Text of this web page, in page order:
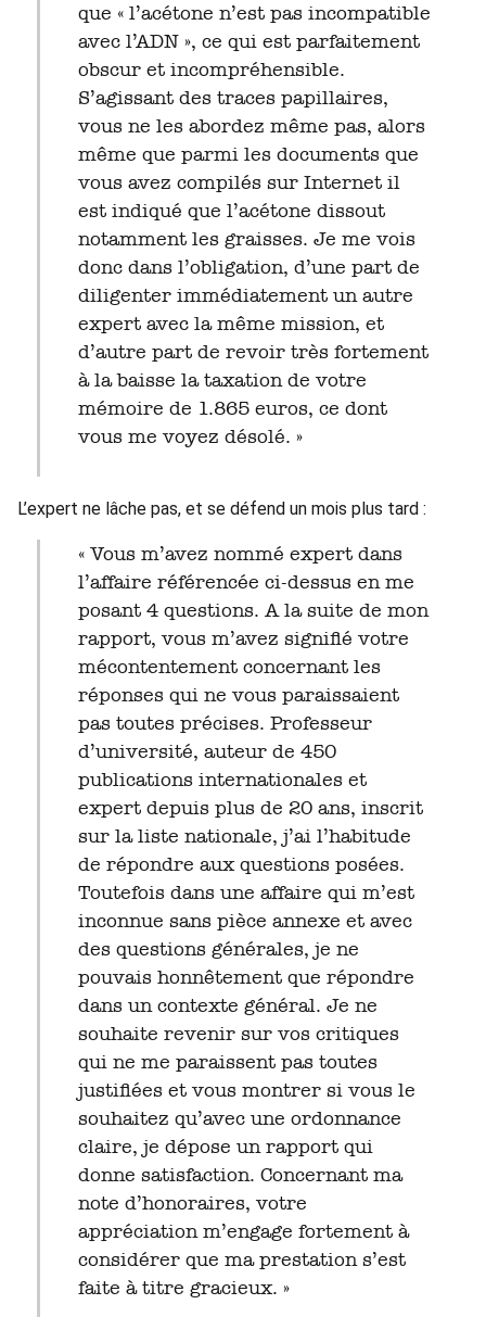
que « l’acétone n’est pas incompatible
avec l’ADN », ce qui est parfaitement
obscur et incompréhensible.
S’agissant des traces papillaires,
vous ne les abordez même pas, alors
même que parmi les documents que
vous avez compilés sur Internet il
est indiqué que l’acétone dissout
notamment les graisses. Je me vois
donc dans l’obligation, d’une part de
diligenter immédiatement un autre
expert avec la même mission, et
d’autre part de revoir très fortement
à la baisse la taxation de votre
mémoire de 1.865 euros, ce dont
vous me voyez désolé. »
L’expert ne lâche pas, et se défend un mois plus tard :
« Vous m’avez nommé expert dans
l’affaire référencée ci-dessus en me
posant 4 questions. A la suite de mon
rapport, vous m’avez signifié votre
mécontentement concernant les
réponses qui ne vous paraissaient
pas toutes précises. Professeur
d’université, auteur de 450
publications internationales et
expert depuis plus de 20 ans, inscrit
sur la liste nationale, j’ai l’habitude
de répondre aux questions posées.
Toutefois dans une affaire qui m’est
inconnue sans pièce annexe et avec
des questions générales, je ne
pouvais honnêtement que répondre
dans un contexte général. Je ne
souhaite revenir sur vos critiques
qui ne me paraissent pas toutes
justifiées et vous montrer si vous le
souhaitez qu’avec une ordonnance
claire, je dépose un rapport qui
donne satisfaction. Concernant ma
note d’honoraires, votre
appréciation m’engage fortement à
considérer que ma prestation s’est
faite à titre gracieux. »